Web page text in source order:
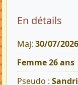
En détails
Maj: 30/07/2026
Femme 26 ans
Pseudo :